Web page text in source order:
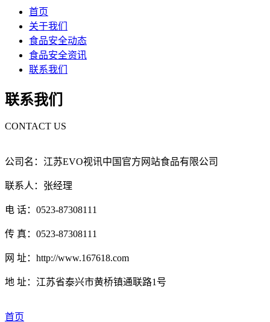
首页
关于我们
食品安全动态
食品安全资讯
联系我们
联系我们
CONTACT US
公司名：江苏EVO视讯中国官方网站食品有限公司
联系人：张经理
电 话：0523-87308111
传 真：0523-87308111
网 址：http://www.167618.com
地 址：江苏省泰兴市黄桥镇通联路1号
首页